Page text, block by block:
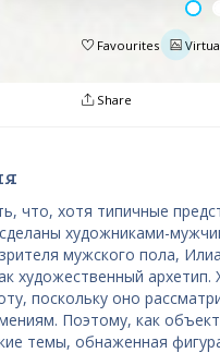
Favourites
Share
что, хотя типичные
художниками-
мужского пола,
художественный
поскольку оно
Поэтому, как
темы, обнаженная